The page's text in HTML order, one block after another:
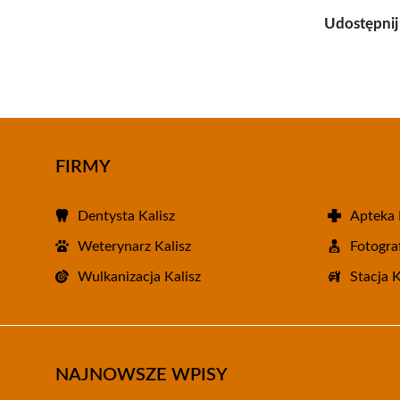
Udostępnij
FIRMY
Dentysta Kalisz Apteka
Weterynarz Kalisz
Wulkanizacja Kalisz Stacja
NAJNOWSZE WPISY